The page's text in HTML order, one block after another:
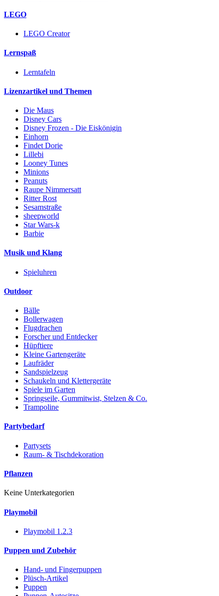
LEGO
LEGO Creator
Lernspaß
Lerntafeln
Lizenzartikel und Themen
Die Maus
Disney Cars
Disney Frozen - Die Eiskönigin
Einhorn
Findet Dorie
Lillebi
Looney Tunes
Minions
Peanuts
Raupe Nimmersatt
Ritter Rost
Sesamstraße
sheepworld
Star Wars-k
Barbie
Musik und Klang
Spieluhren
Outdoor
Bälle
Bollerwagen
Flugdrachen
Forscher und Entdecker
Hüpftiere
Kleine Gartengeräte
Laufräder
Sandspielzeug
Schaukeln und Klettergeräte
Spiele im Garten
Springseile, Gummitwist, Stelzen & Co.
Trampoline
Partybedarf
Partysets
Raum- & Tischdekoration
Pflanzen
Keine Unterkategorien
Playmobil
Playmobil 1.2.3
Puppen und Zubehör
Hand- und Fingerpuppen
Plüsch-Artikel
Puppen